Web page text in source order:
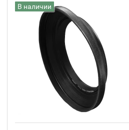
0 отзывов
В наличии